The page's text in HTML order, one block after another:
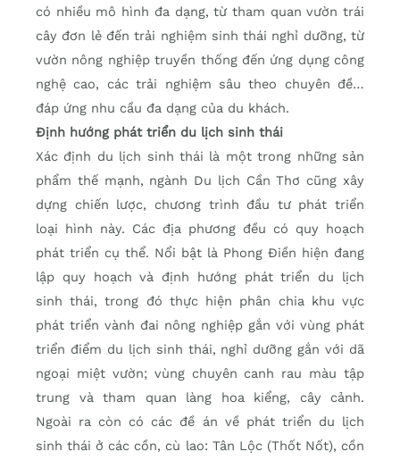
có nhiều mô hình đa dạng, từ tham quan vườn trái
cây đơn lẻ đến trải nghiệm sinh thái nghỉ dưỡng, từ
vườn nông nghiệp truyền thống đến ứng dụng công
nghệ cao, các trải nghiệm sâu theo chuyên đề…
đáp ứng nhu cầu đa dạng của du khách.
Định hướng phát triển du lịch sinh thái
Xác định du lịch sinh thái là một trong những sản
phẩm thế mạnh, ngành Du lịch Cần Thơ cũng xây
dựng chiến lược, chương trình đầu tư phát triển
loại hình này. Các địa phương đều có quy hoạch
phát triển cụ thể. Nổi bật là Phong Ðiền hiện đang
lập quy hoạch và định hướng phát triển du lịch
sinh thái, trong đó thực hiện phân chia khu vực
phát triển vành đai nông nghiệp gắn với vùng phát
triển điểm du lịch sinh thái, nghỉ dưỡng gắn với dã
ngoại miệt vườn; vùng chuyên canh rau màu tập
trung và tham quan làng hoa kiểng, cây cảnh.
Ngoài ra còn có các đề án về phát triển du lịch
sinh thái ở các cồn, cù lao: Tân Lộc (Thốt Nốt), cồn